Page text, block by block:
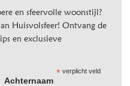
en sfeervolle woonstijl?
Huisvolsfeer! Ontvang de
en exclusieve
*verplicht veld
Achternaam